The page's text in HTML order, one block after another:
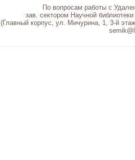
По вопросам работы с
зав. сектором Научной библиотеки
(Главный корпус, ул. Мичурина, 1, 3-й